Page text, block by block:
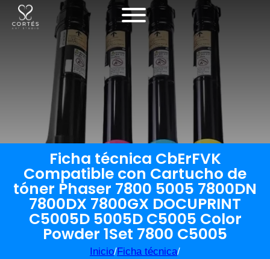
Ficha técnica CbErFVK
Compatible con Cartucho de
tóner Phaser 7800 5005 7800DN
7800DX 7800GX DOCUPRINT
C5005D 5005D C5005 Color
Powder 1Set 7800 C5005
Inicio/Ficha técnica/